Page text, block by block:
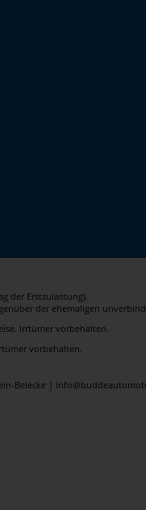
der Erstzulassung).
der ehemaligen
Irrtümer vorbehalten.
vorbehalten.
Belecke |